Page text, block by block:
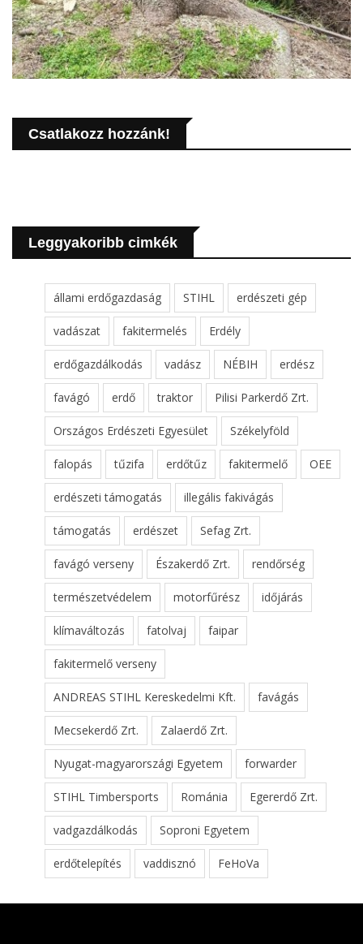
Csatlakozz hozzánk!
Leggyakoribb cimkék
állami erdőgazdaság STIHL erdészeti gép
vadászat fakitermelés Erdély
erdőgazdálkodás vadász NÉBIH erdész
favágó erdő traktor Pilisi Parkerdő Zrt.
Országos Erdészeti Egyesület Székelyföld
falopás tűzifa erdőtűz fakitermelő OEE
erdészeti támogatás illegális fakivágás
támogatás erdészet Sefag Zrt.
favágó verseny Északerdő Zrt. rendőrség
természetvédelem motorfűrész időjárás
klímaváltozás fatolvaj faipar
fakitermelő verseny
ANDREAS STIHL Kereskedelmi Kft. favágás
Mecsekerdő Zrt. Zalaerdő Zrt.
Nyugat-magyarországi Egyetem forwarder
STIHL Timbersports Románia Egererdő Zrt.
vadgazdálkodás Soproni Egyetem
erdőtelepítés vaddisznó FeHoVa